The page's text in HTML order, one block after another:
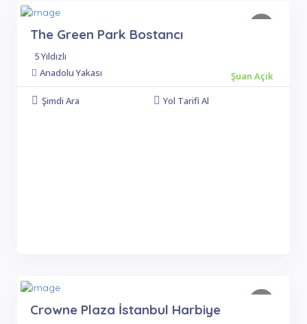
The Green Park Bostancı
5 Yıldızlı
Anadolu Yakası
Şuan Açık
Şimdi Ara
Yol Tarifi Al
Crowne Plaza İstanbul Harbiye